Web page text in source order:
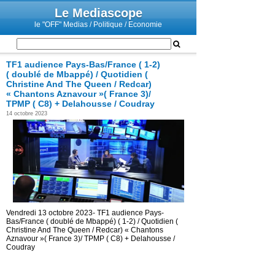
Le Mediascope
le "OFF" Medias / Politique / Economie
TF1 audience Pays-Bas/France ( 1-2)
( doublé de Mbappé) / Quotidien (
Christine And The Queen / Redcar)
« Chantons Aznavour »( France 3)/
TPMP ( C8) + Delahousse / Coudray
14 octobre 2023
Vendredi 13 octobre 2023- TF1 audience Pays-
Bas/France ( doublé de Mbappé) ( 1-2) / Quotidien (
Christine And The Queen / Redcar) « Chantons
Aznavour »( France 3)/ TPMP ( C8) + Delahousse /
Coudray